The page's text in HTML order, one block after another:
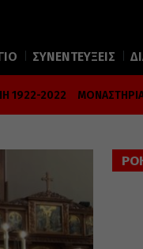
ΣΥΝΕΝΤΕΥΞΕΙΣ
1922-2022